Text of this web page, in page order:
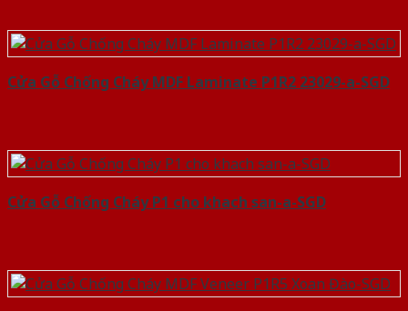
Cửa Gỗ Chống Cháy MDF Laminate P1R2 23029-a-SGD
Cửa Gỗ Chống Cháy P1 cho khach san-a-SGD